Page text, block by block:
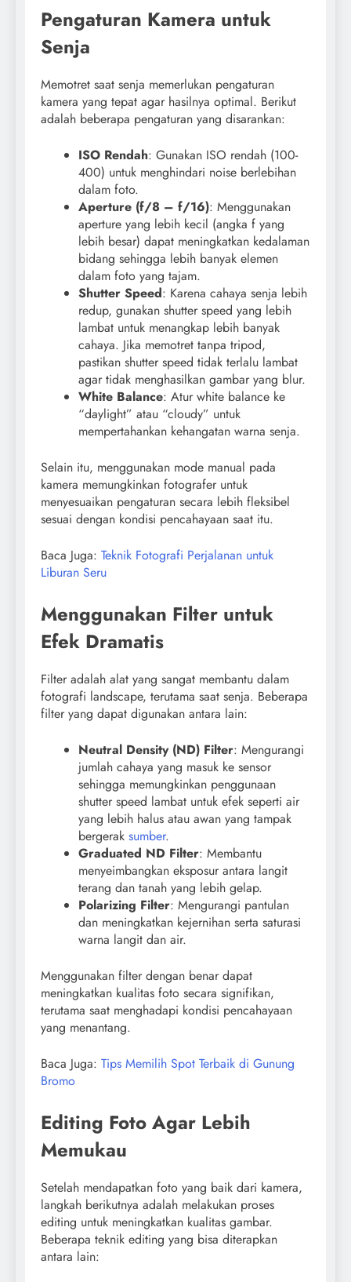
Pengaturan Kamera untuk
Senja
Memotret saat senja memerlukan pengaturan
kamera yang tepat agar hasilnya optimal. Berikut
adalah beberapa pengaturan yang disarankan:
ISO Rendah: Gunakan ISO rendah (100-
400) untuk menghindari noise berlebihan
dalam foto.
Aperture (f/8 – f/16): Menggunakan
aperture yang lebih kecil (angka f yang
lebih besar) dapat meningkatkan kedalaman
bidang sehingga lebih banyak elemen
dalam foto yang tajam.
Shutter Speed: Karena cahaya senja lebih
redup, gunakan shutter speed yang lebih
lambat untuk menangkap lebih banyak
cahaya. Jika memotret tanpa tripod,
pastikan shutter speed tidak terlalu lambat
agar tidak menghasilkan gambar yang blur.
White Balance: Atur white balance ke
“daylight” atau “cloudy” untuk
mempertahankan kehangatan warna senja.
Selain itu, menggunakan mode manual pada
kamera memungkinkan fotografer untuk
menyesuaikan pengaturan secara lebih fleksibel
sesuai dengan kondisi pencahayaan saat itu.
Baca Juga: Teknik Fotografi Perjalanan untuk
Liburan Seru
Menggunakan Filter untuk
Efek Dramatis
Filter adalah alat yang sangat membantu dalam
fotografi landscape, terutama saat senja. Beberapa
filter yang dapat digunakan antara lain:
Neutral Density (ND) Filter: Mengurangi
jumlah cahaya yang masuk ke sensor
sehingga memungkinkan penggunaan
shutter speed lambat untuk efek seperti air
yang lebih halus atau awan yang tampak
bergerak sumber.
Graduated ND Filter: Membantu
menyeimbangkan eksposur antara langit
terang dan tanah yang lebih gelap.
Polarizing Filter: Mengurangi pantulan
dan meningkatkan kejernihan serta saturasi
warna langit dan air.
Menggunakan filter dengan benar dapat
meningkatkan kualitas foto secara signifikan,
terutama saat menghadapi kondisi pencahayaan
yang menantang.
Baca Juga: Tips Memilih Spot Terbaik di Gunung
Bromo
Editing Foto Agar Lebih
Memukau
Setelah mendapatkan foto yang baik dari kamera,
langkah berikutnya adalah melakukan proses
editing untuk meningkatkan kualitas gambar.
Beberapa teknik editing yang bisa diterapkan
antara lain: